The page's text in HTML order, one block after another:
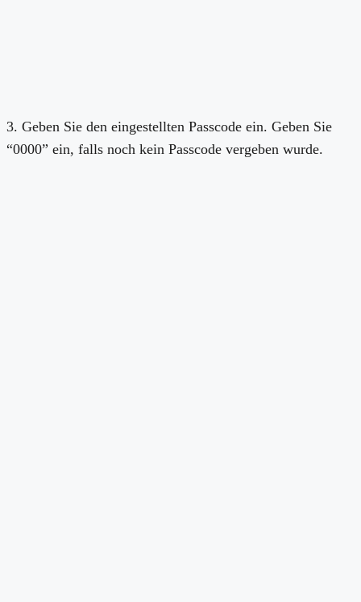
3. Geben Sie den eingestellten Passcode ein. Geben Sie
“0000” ein, falls noch kein Passcode vergeben wurde.